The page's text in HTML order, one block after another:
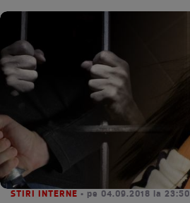
STIRI INTERNE • pe 04.09.2018 la 23:50